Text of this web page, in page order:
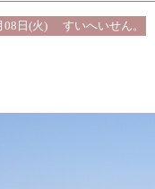
08日(火) すいへいせん。